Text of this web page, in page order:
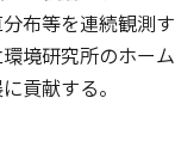
布等を連続観測す
境研究所のホーム
貢献する。